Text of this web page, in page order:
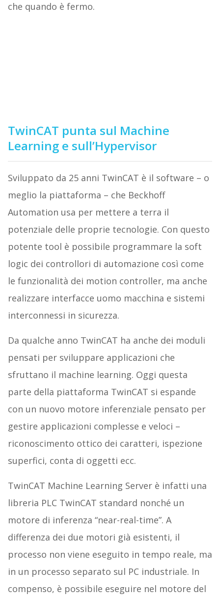
che quando è fermo.
TwinCAT punta sul Machine
Learning e sull’Hypervisor
Sviluppato da 25 anni TwinCAT è il software – o
meglio la piattaforma – che Beckhoff
Automation usa per mettere a terra il
potenziale delle proprie tecnologie. Con questo
potente tool è possibile programmare la soft
logic dei controllori di automazione così come
le funzionalità dei motion controller, ma anche
realizzare interfacce uomo macchina e sistemi
interconnessi in sicurezza.
Da qualche anno TwinCAT ha anche dei moduli
pensati per sviluppare applicazioni che
sfruttano il machine learning. Oggi questa
parte della piattaforma TwinCAT si espande
con un nuovo motore inferenziale pensato per
gestire applicazioni complesse e veloci –
riconoscimento ottico dei caratteri, ispezione
superfici, conta di oggetti ecc.
TwinCAT Machine Learning Server è infatti una
libreria PLC TwinCAT standard nonché un
motore di inferenza “near-real-time”. A
differenza dei due motori già esistenti, il
processo non viene eseguito in tempo reale, ma
in un processo separato sul PC industriale. In
compenso, è possibile eseguire nel motore del